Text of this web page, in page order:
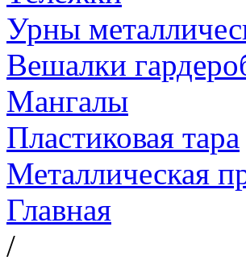
Урны
Вешалки
Мангалы
Пластиковая тара
Металлическая
Главная
/